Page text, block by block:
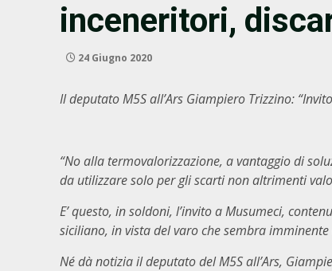
inceneritori,
24 Giugno 2020
Il deputato M5S all’Ars Giampiero Trizzino:
“No alla termovalorizzazione, a vantaggio di
da utilizzare solo per gli scarti non altrimenti
E’ questo, in soldoni, l’invito a Musumeci,
siciliano, in vista del varo che sembra
Né dà notizia il deputato del M5S all’Ars,